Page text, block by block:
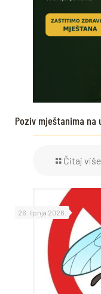
Poziv mještanima
Čitaj više
26. lipnja 2026.